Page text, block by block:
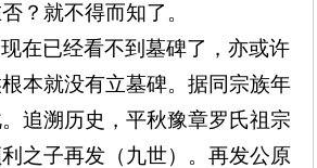
？就不得而知了。
在已经看不到墓碑了，亦或许
本就没有立墓碑。据同宗族年
追溯历史，平秋豫章罗氏祖宗
之子再发（九世）。再发公原